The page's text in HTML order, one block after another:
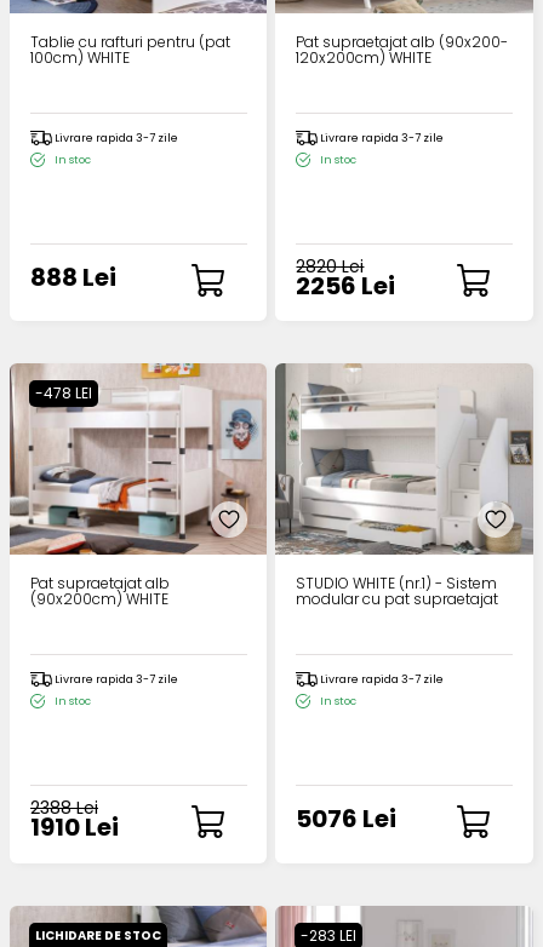
Tablie cu rafturi pentru (pat
100cm) WHITE
Livrare rapida 3-7 zile
In stoc
888 Lei
Pat supraetajat alb (90x200-
120x200cm) WHITE
Livrare rapida 3-7 zile
In stoc
2820 Lei
2256 Lei
-478 LEI
Pat supraetajat alb
(90x200cm) WHITE
Livrare rapida 3-7 zile
In stoc
2388 Lei
1910 Lei
STUDIO WHITE (nr.1) - Sistem
modular cu pat supraetajat
Livrare rapida 3-7 zile
In stoc
5076 Lei
LICHIDARE DE STOC -283 LEI